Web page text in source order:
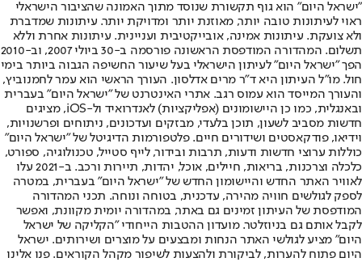
"ישראל היום" הוא גוף תקשורת שנוסד מתוך האמונה שהציבור הישראלי
ראוי לעיתונות טובה יותר, מאוזנת יותר ומדויקת יותר. עיתונות שמדברת
ולא צועקת. עיתונות אמינה, אובייקטיבית ועניינית. עיתונות אחרת וללא
תשלום. המהדורה המודפסת הראשונה פורסמה ב-30 ביולי 2007, וב-2010
הפך "ישראל היום" לעיתון הישראלי בעל שיעור החשיפה הגבוה ביותר בימי
חול. מו"ל העיתון היא ד"ר מרים אדלסון. העורך הראשי הוא עמר לחמנוביץ,
והעורך המייסד הוא עמוס רגב. אתרי האינטרנט של "ישראל היום" בעברית
ובאנגלית, כמו כן היישומונים (אפליקציות) לאנדרואיד ול-iOS, מציגים
חדשות מסביב לשעון, תוכן בלעדי, מבזקים ועדכונים, ניתוחים ופרשנויות,
וידיאו, פודקאסטים ושידורים חיים. פלטפורמות הדיגיטל של "ישראל היום"
כוללות ערוצי חדשות ודעות, תרבות ובידור, לייף סטייל, טכנולוגיה, ספורט,
כלכלה וצרכנות, בריאות, חיילים, אוכל, יהדות, תיירות ורכב. ב-2021 עלו
לאוויר האתר החדש והיישומון החדש של "ישראל היום" בעברית, במטרה
לספק לגולשים חוויה מהירה, עדכנית, בטוחה ונוחה. תכני המהדורה
המודפסת של העיתון זמינים גם באתר, במהדורה יומית מקוונת, ואפשר
לקבל אותם גם בניוזלטר. מועדון ההטבות הייחודי "הקליקה של ישראל
היום" מציע לגולשי האתר הנחות ומבצעים על מוצרים ושירותים. ישראל
היום פתוח להערות, לביקורת ולהצעות לשיפור מקהל הקוראים. פנו אלינו